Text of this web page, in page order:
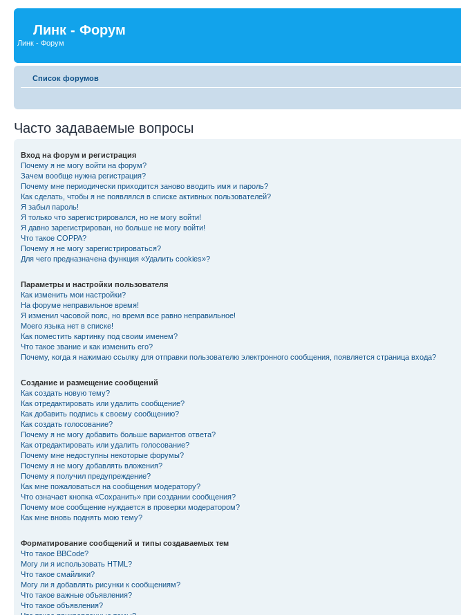
Линк - Форум
Линк - Форум
Список форумов
Часто задаваемые вопросы
Вход на форум и регистрация
Почему я не могу войти на форум?
Зачем вообще нужна регистрация?
Почему мне периодически приходится заново вводить имя и пароль?
Как сделать, чтобы я не появлялся в списке активных пользователей?
Я забыл пароль!
Я только что зарегистрировался, но не могу войти!
Я давно зарегистрирован, но больше не могу войти!
Что такое COPPA?
Почему я не могу зарегистрироваться?
Для чего предназначена функция «Удалить cookies»?
Параметры и настройки пользователя
Как изменить мои настройки?
На форуме неправильное время!
Я изменил часовой пояс, но время все равно неправильное!
Моего языка нет в списке!
Как поместить картинку под своим именем?
Что такое звание и как изменить его?
Почему, когда я нажимаю ссылку для отправки пользователю электронного сообщения, появляется страница входа?
Создание и размещение сообщений
Как создать новую тему?
Как отредактировать или удалить сообщение?
Как добавить подпись к своему сообщению?
Как создать голосование?
Почему я не могу добавить больше вариантов ответа?
Как отредактировать или удалить голосование?
Почему мне недоступны некоторые форумы?
Почему я не могу добавлять вложения?
Почему я получил предупреждение?
Как мне пожаловаться на сообщения модератору?
Что означает кнопка «Сохранить» при создании сообщения?
Почему мое сообщение нуждается в проверки модератором?
Как мне вновь поднять мою тему?
Форматирование сообщений и типы создаваемых тем
Что такое BBCode?
Могу ли я использовать HTML?
Что такое смайлики?
Могу ли я добавлять рисунки к сообщениям?
Что такое важные объявления?
Что такое объявления?